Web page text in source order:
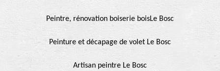
Peintre, rénovation boiserie boisLe Bosc
Peinture et décapage de volet Le Bosc
Artisan peintre Le Bosc